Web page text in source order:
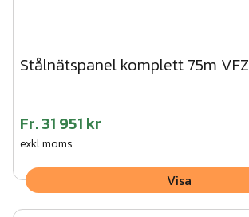
Stålnätspanel komplett 75m VFZ
Fr.31 951 kr
exkl.moms
Visa